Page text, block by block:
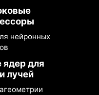
нейронных
ядер для
лучей